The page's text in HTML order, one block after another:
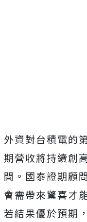
外資對台積電的
期營收將持續創
間。國泰證期顧
會需帶來驚喜才
若結果優於預期